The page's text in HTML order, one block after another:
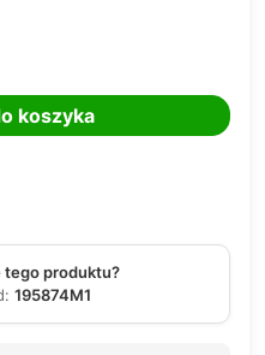
do koszyka
tego produktu?
195874M1